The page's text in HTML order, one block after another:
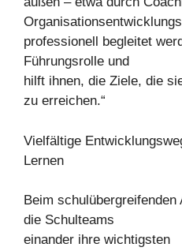
professionell begleitet
Führungsrolle und
hilft ihnen, die Ziele, die
zu erreichen.“
Vielfältige
Lernen
Beim
die Schulteams
einander ihre wichtigsten